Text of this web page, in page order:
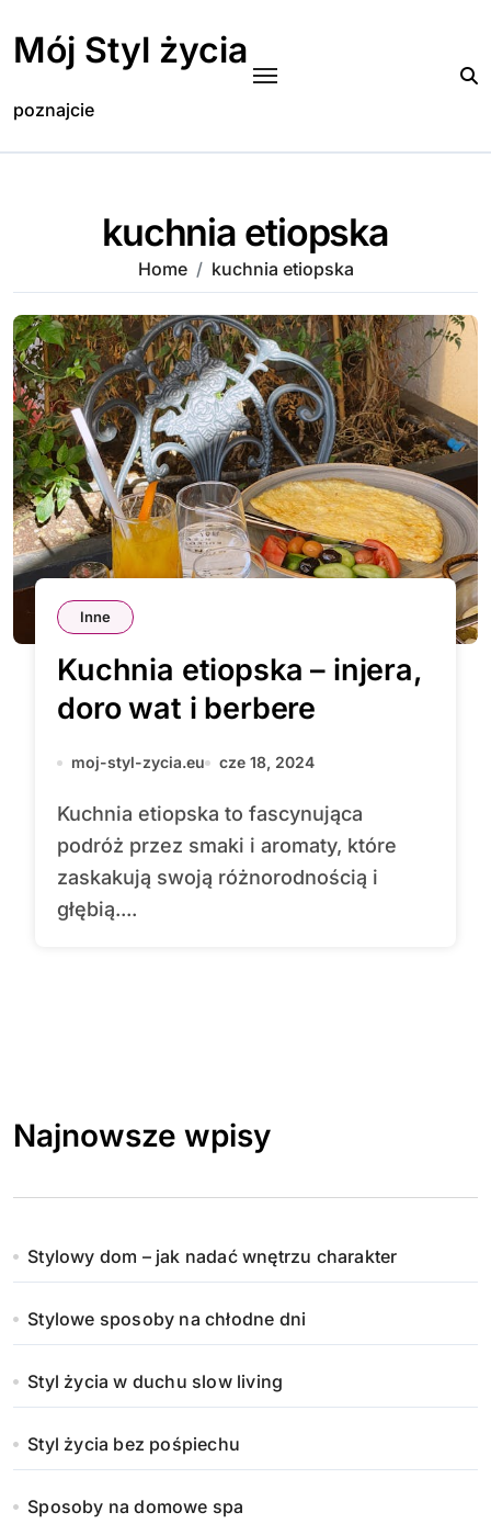
content
Mój Styl życia
poznajcie
kuchnia etiopska
Home kuchnia etiopska
Inne
Kuchnia etiopska – injera,
doro wat i berbere
moj-styl-zycia.eu cze 18, 2024
Kuchnia etiopska to fascynująca
podróż przez smaki i aromaty, które
zaskakują swoją różnorodnością i
głębią....
Najnowsze wpisy
Stylowy dom – jak nadać wnętrzu charakter
Stylowe sposoby na chłodne dni
Styl życia w duchu slow living
Styl życia bez pośpiechu
Sposoby na domowe spa